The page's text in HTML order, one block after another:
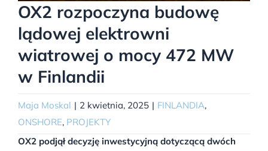
OX2 rozpoczyna budowę
lądowej elektrowni
wiatrowej o mocy 472 MW
w Finlandii
Maja Moskal | 2 kwietnia, 2025 | FINLANDIA,
ONSHORE, PROJEKTY
OX2 podjął decyzję inwestycyjną dotyczącą dwóch